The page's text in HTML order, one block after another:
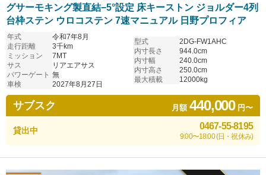
グサーモキング製直結−5°設定 床キーストン ジョルダー4列
台枠ステン ウロコステン 7速マニュアル 日野プロフィア
年式
令和7年8月
走行距離
3千km
ミッション
7MT
サス
リアエアサス
パワーゲート 無
車検
2027年8月27日
型式
2DG-FW1AHC
内寸長さ
944.0cm
内寸幅
240.0cm
内寸高さ
250.0cm
最大積載
12000kg
サブスク 月額440,000円〜
貸出中 0467-55-8195
9:00〜18:00 (日・祝休み)